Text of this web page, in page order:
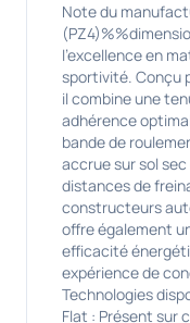
Note du
l'excellence en
sportivité. Conçu
il combine une
adhérence
bande de
accrue sur sol
distances de
constructeurs
offre également
efficacité
expérience de
Technologies
Flat : Présent sur